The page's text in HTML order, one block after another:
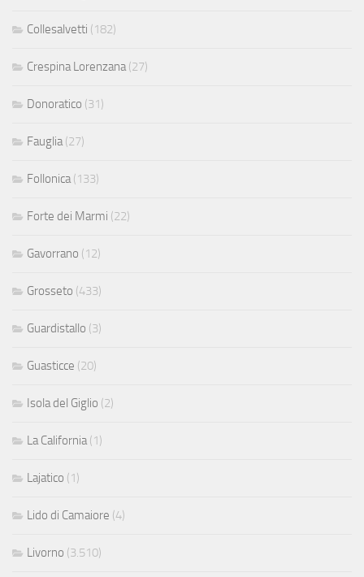
Collesalvetti (182)
Crespina Lorenzana (27)
Donoratico (31)
Fauglia (27)
Follonica (133)
Forte dei Marmi (22)
Gavorrano (12)
Grosseto (433)
Guardistallo (3)
Guasticce (20)
Isola del Giglio (2)
La California (1)
Lajatico (1)
Lido di Camaiore (4)
Livorno (3.510)